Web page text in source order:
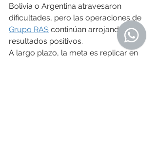
Bolivia o Argentina atravesaron
dificultades, pero las operaciones de
Grupo RAS continúan arrojando
resultados positivos.
A largo plazo, la meta es replicar en